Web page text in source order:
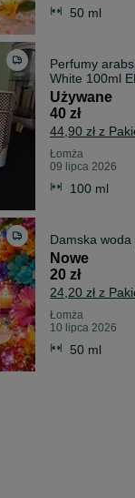
50 ml
Perfumy
White 100ml
Używane
40 zł
44,90 zł z
Łomża
09 lipca 2026
100 ml
Damska
Nowe
20 zł
24,20 zł z
Łomża
10 lipca 2026
50 ml